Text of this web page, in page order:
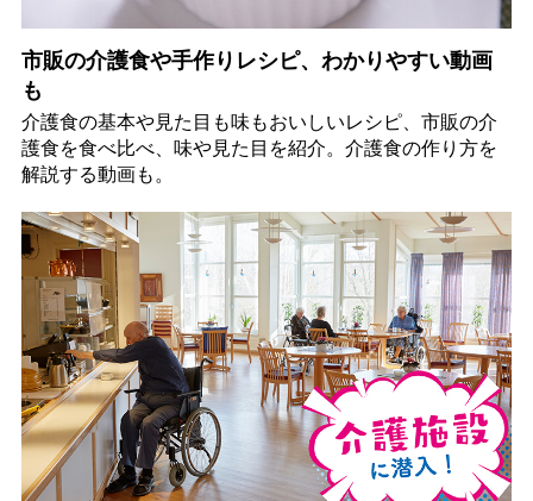
市販の介護食や手作りレシピ、わかりやすい動画
も
介護食の基本や見た目も味もおいしいレシピ、市販の介
護食を食べ比べ、味や見た目を紹介。介護食の作り方を
解説する動画も。